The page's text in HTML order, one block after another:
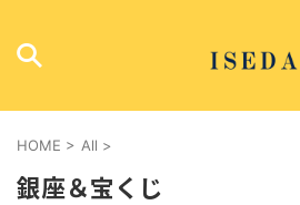
HOME > All >
銀座＆宝くじ